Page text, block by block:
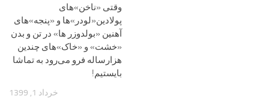
وقتی «ناخن»‌های
پولادین«لودر»‌ها و «پنجه»‌های
آهنین «بولدوزر ها» در تن و بدن
«خشت» و «خاک»های چندین
هزارساله فرو می‌رود به تماشا
بایستیم!
خرداد 1, 1399